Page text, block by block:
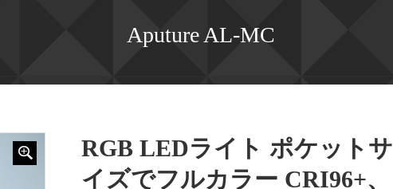
Aputure AL-MC
RGB LEDライト ポケットサ
イズでフルカラー CRI96+、